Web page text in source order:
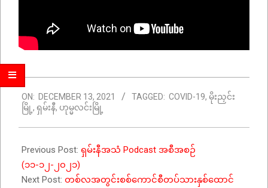
2021-
12-
13
ON: DECEMBER 13, 2021 TAGGED: COVID-19, မိုးညှင်း
မြို့ , ရှမ်းနီ, ဟုမ္မလင်းမြို့
Previous Post: ရှမ်းနီအသံ Podcast အစီအစဉ်
(၁၁-၁၂-၂၀၂၁)
Next Post: တစ်လအတွင်းစစ်ကောင်စီတပ်သားနှစ်ထောင်